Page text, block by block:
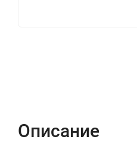
Описание